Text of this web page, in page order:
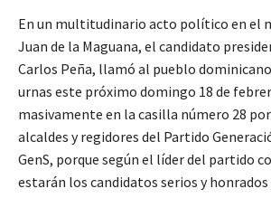
En un multitudinario acto político en el
Juan de la Maguana, el candidato
Carlos Peña, llamó al pueblo
urnas este próximo domingo 18 de
masivamente en la casilla número 28
alcaldes y regidores del Partido
GenS, porque según el líder del partido
estarán los candidatos serios y honrados